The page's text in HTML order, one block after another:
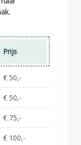
Prijs
€ 50,-
€ 50,-
€ 75,-
€ 100,-